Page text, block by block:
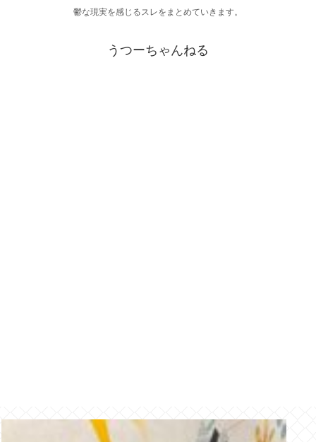
鬱な現実を感じるスレをまとめていきます。
うつーちゃんねる